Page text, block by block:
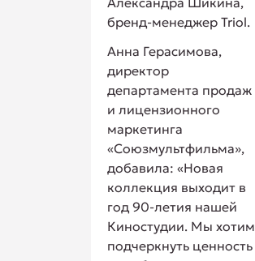
бренд-менеджер Triol.
Анна Герасимова,
директор
департамента продаж
и лицензионного
маркетинга
«Союзмультфильма»,
добавила: «Новая
коллекция выходит в
год 90-летия нашей
Киностудии. Мы хотим
подчеркнуть ценность